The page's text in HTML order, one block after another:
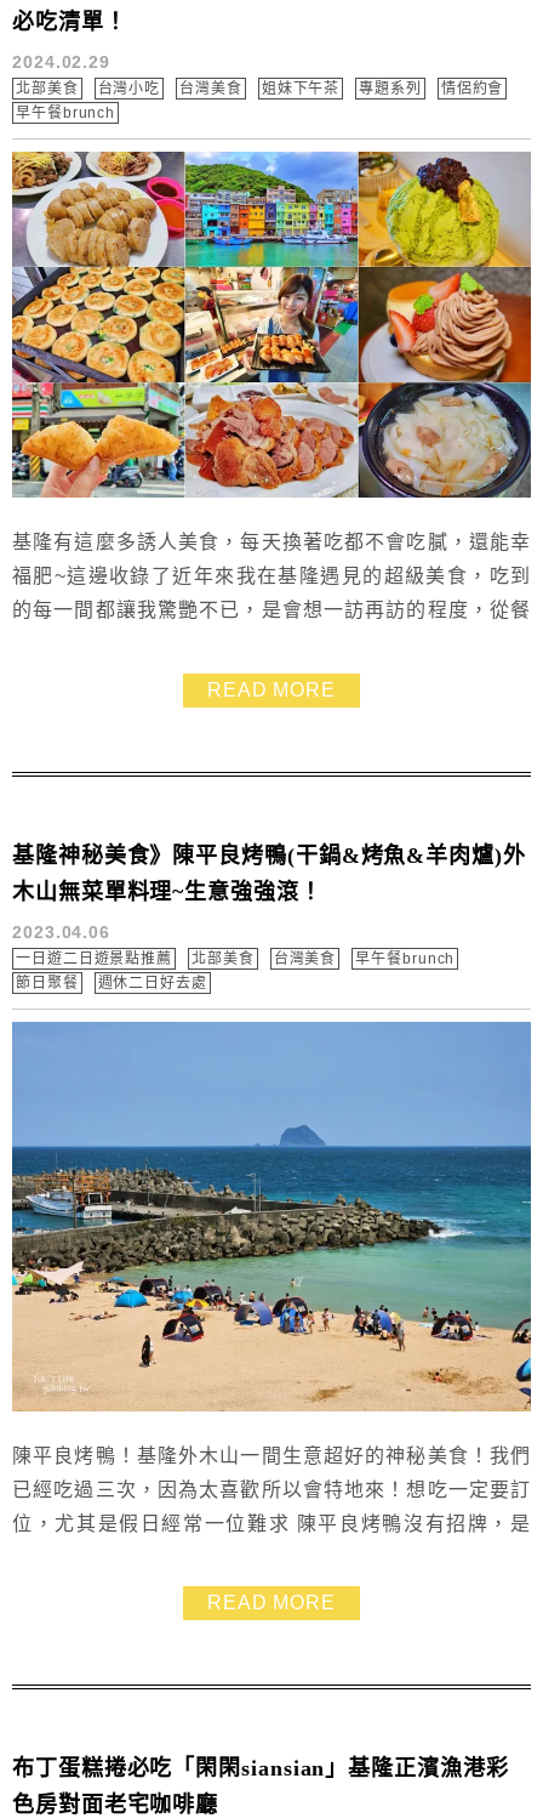
必吃清單！
2024.02.29
北部美食 台灣小吃 台灣美食 姐妹下午茶 專題系列
情侶約會
早午餐brunch
基隆有這麼多誘人美食，每天換著吃都不會吃膩，還能幸
福肥~這邊收錄了近年來我在基隆遇見的超級美食，吃到
的每一間都讓我驚艷不已，是會想一訪再訪的程度，從餐
緊來看看你有沒烙高的，這周末就安排去大吃特吃吧~~
READ MORE
基隆神秘美食》陳平良烤鴨(干鍋&烤魚&羊肉爐)外
木山無菜單料理~生意強強滾！
2023.04.06
一日遊二日遊景點推薦 北部美食 台灣美食
早午餐brunch
節日聚餐
週休二日好去處
陳平良烤鴨！基隆外木山一間生意超好的神秘美食！我們
已經吃過三次，因為太喜歡所以會特地來！想吃一定要訂
位，尤其是假日經常一位難求 陳平良烤鴨沒有招牌，是
等，每道都好吃到豎起大拇指～
READ MORE
布丁蛋糕捲必吃「閑閑siansian」基隆正濱漁港彩
色房對面老宅咖啡廳